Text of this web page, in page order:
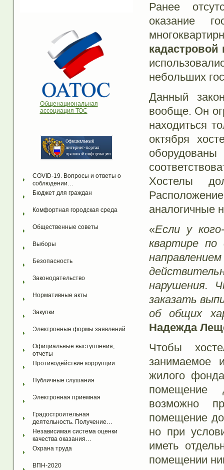
Общенациональная
ассоциация ТОС
COVID-19. Вопросы и ответы о
соблюдении…
Бюджет для граждан
Комфортная городская среда
Общественные советы
Выборы
Безопасность
Законодательство
Нормативные акты
Закупки
Электронные формы заявлений
Официальные выступления,
отчеты
Противодействие коррупции
Публичные слушания
Электронная приемная
Градостроительная
деятельность. Получение…
Независимая система оценки
качества оказания…
Охрана труда
ВПН-2020
Ранее
оказание
небольших
Данный
вообще. Он
находиться
октября
Хостелы
аналогичные
«Если у
квартире по
нарушения.
заказать
об общих
Надежда
Чтобы
занимаемое
жилого
помещение
возможно
помещение
но при
иметь
помещении